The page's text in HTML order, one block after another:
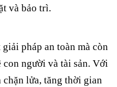
và bảo trì.
pháp an toàn mà còn
con người và tài sản. Với
lửa, tăng thời gian